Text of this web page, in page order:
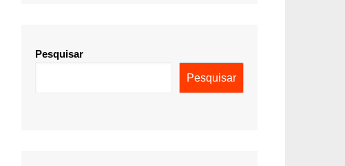
Pesquisar
Pesquisar